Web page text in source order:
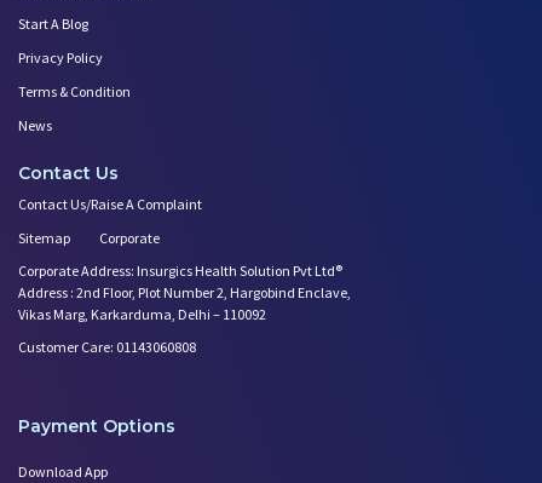
Start A Blog
Privacy Policy
Terms & Condition
News
Contact Us
Contact Us/Raise A Complaint
Sitemap
Corporate
Corporate Address: Insurgics Health Solution Pvt Ltd®
Address : 2nd Floor, Plot Number 2, Hargobind Enclave,
Vikas Marg, Karkarduma, Delhi – 110092
Customer Care: 01143060808
Payment Options
Download App